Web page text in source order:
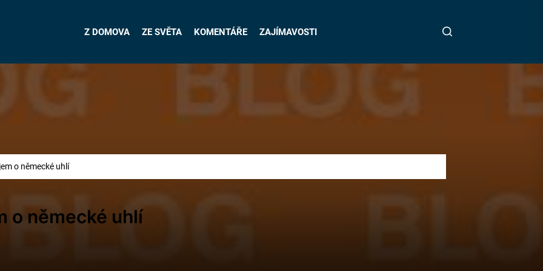
Z DOMOVA ZE SVĚTA KOMENTÁŘE ZAJÍMAVOSTI
o německé uhlí
o německé uhlí